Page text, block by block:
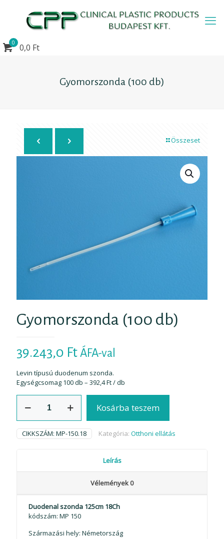
0 0,0 Ft
Gyomorszonda (100 db)
Összeset
Gyomorszonda (100 db)
39.243,0 Ft ÁFA-val
Levin típusú duodenum szonda.
Egységcsomag 100 db – 392,4 Ft / db
(100
mennyiség
Kosárba teszem
CIKKSZÁM: MP-150.18 Kategória: Otthoni ellátás
Leírás
Vélemények 0
Duodenal szonda 125cm 18Ch
kódszám: MP 150
Származási hely: Németország